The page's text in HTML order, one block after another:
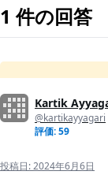
1 件の回答
Kartik
@kartikayyagari
評価: 59
投稿日:2024年6月6日